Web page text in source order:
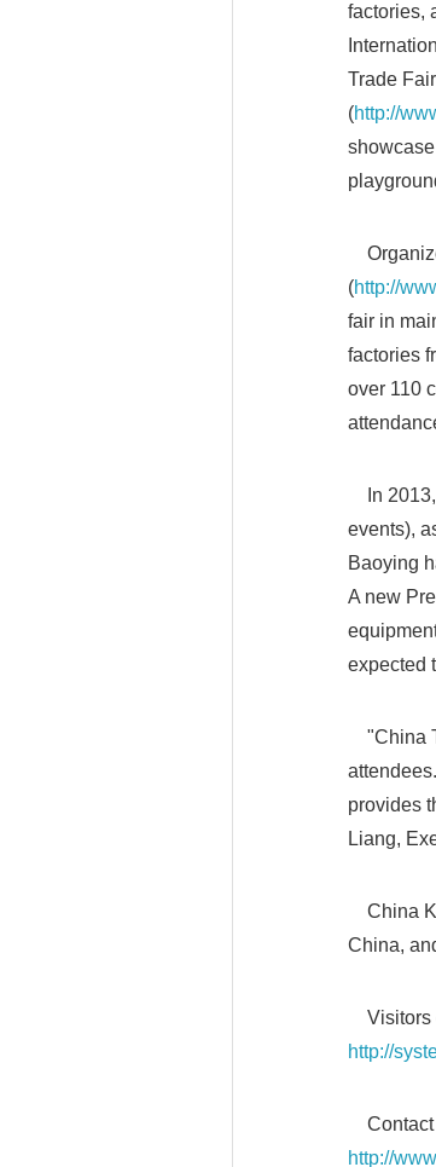
factories,
Trade
(http://
(http://
fair in
factories
over 110
In 2013,
events),
Baoying
A new
expected
"China
provides
Liang,
China
China,
Visitors
http://
Contact
http://